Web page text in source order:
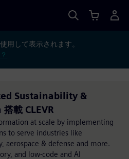
用して表示されます。
Sustainability &
載 CLEVR
at scale by implementing
to serve industries like
aerospace & defense and more.
and low-code and AI